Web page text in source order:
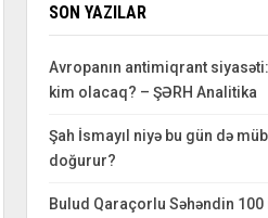
SON YAZILAR
Avropanın antimiqrant
kim olacaq? – ŞƏRH Analitika
Şah İsmayıl niyə bu gün də
doğurur?
Bulud Qaraçorlu Səhəndin